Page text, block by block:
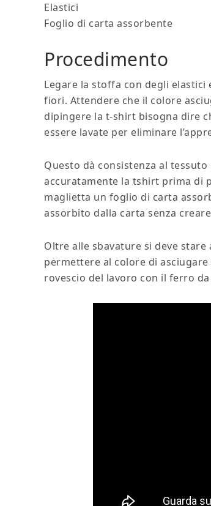
Elastici
Foglio di carta assorbente
Procedimento
Legare la stoffa con degli
fiori. Attendere che il colore
dipingere la t-shirt bisogna dire
essere lavate per eliminare
Questo dà consistenza al
accuratamente la tshirt prima di
maglietta un foglio di carta
assorbito dalla carta senza
Oltre alle sbavature si deve
permettere al colore di
rovescio del lavoro con il ferro